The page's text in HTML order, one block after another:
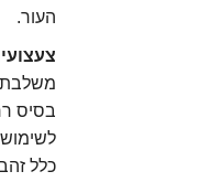
העור.
משלבת
כלל